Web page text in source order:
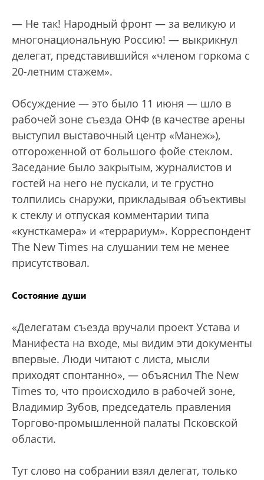
— Не так! Народный фронт — за великую и
многонациональную Россию! — выкрикнул
делегат, представившийся «членом горкома с
20-летним стажем».
Обсуждение — это было 11 июня — шло в
рабочей зоне съезда ОНФ (в качестве арены
выступил выставочный центр «Манеж»),
отгороженной от большого фойе стеклом.
Заседание было закрытым, журналистов и
гостей на него не пускали, и те грустно
толпились снаружи, прикладывая объективы
к стеклу и отпуская комментарии типа
«кунсткамера» и «террариум». Корреспондент
The New Times на слушании тем не менее
присутствовал.
Состояние души
«Делегатам съезда вручали проект Устава и
Манифеста на входе, мы видим эти документы
впервые. Люди читают с листа, мысли
приходят спонтанно», — объяснил The New
Times то, что происходило в рабочей зоне,
Владимир Зубов, председатель правления
Торгово-промышленной палаты Псковской
области.
Тут слово на собрании взял делегат, только